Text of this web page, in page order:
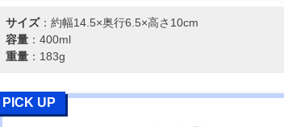
サイズ：約幅14.5×奥行6.5×高さ10cm
容量：400ml
重量：183g
PICK UP